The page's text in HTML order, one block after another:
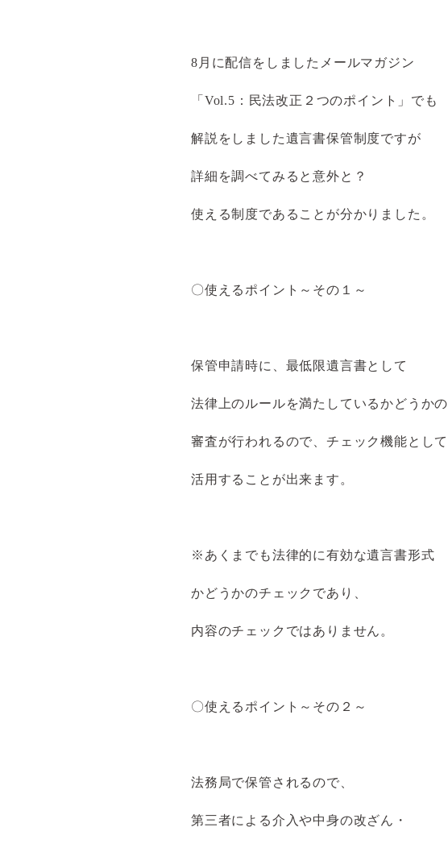
8月に配信をしましたメールマガジン
「Vol.5：民法改正２つのポイント」でも
解説をしました遺言書保管制度ですが
詳細を調べてみると意外と？
使える制度であることが分かりました。
〇使えるポイント～その１～
保管申請時に、最低限遺言書として
法律上のルールを満たしているかどうかの
審査が行われるので、チェック機能として
活用することが出来ます。
※あくまでも法律的に有効な遺言書形式
かどうかのチェックであり、
内容のチェックではありません。
〇使えるポイント～その２～
法務局で保管されるので、
第三者による介入や中身の改ざん・